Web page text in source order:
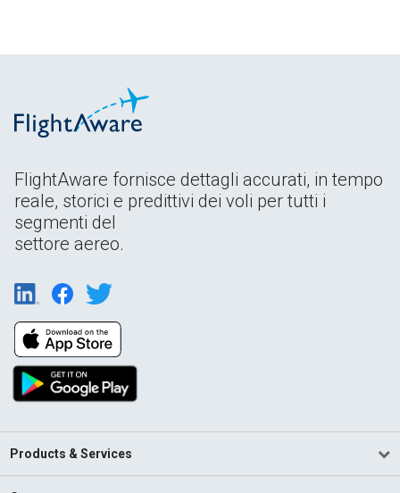
FlightAware fornisce dettagli accurati, in tempo
reale, storici e predittivi dei voli per tutti i
segmenti del
settore aereo.
Products & Services